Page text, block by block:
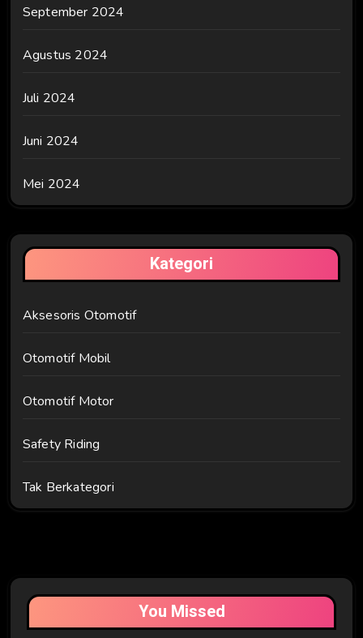
September 2024
Agustus 2024
Juli 2024
Juni 2024
Mei 2024
Kategori
Aksesoris Otomotif
Otomotif Mobil
Otomotif Motor
Safety Riding
Tak Berkategori
You Missed